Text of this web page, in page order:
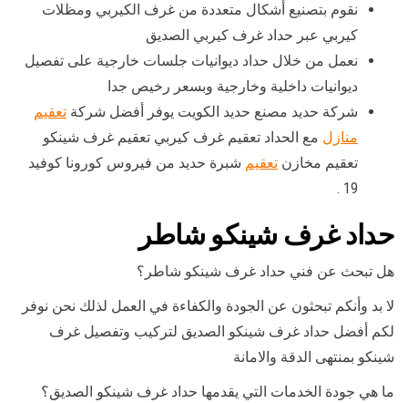
نقوم بتصنيع أشكال متعددة من غرف الكيربي ومظلات
كيربي عبر حداد غرف كيربي الصديق
نعمل من خلال حداد ديوانيات جلسات خارجية على تفصيل
ديوانيات داخلية وخارجية وبسعر رخيص جدا
شركة حديد مصنع حديد الكويت يوفر أفضل شركة تعقيم
منازل مع الحداد تعقيم غرف كيربي تعقيم غرف شينكو
تعقيم مخازن تعقيم شبرة حديد من فيروس كورونا كوفيد
19 .
حداد غرف شينكو شاطر
هل تبحث عن فني حداد غرف شينكو شاطر؟
لا بد وأنكم تبحثون عن الجودة والكفاءة في العمل لذلك نحن نوفر
لكم أفضل حداد غرف شينكو الصديق لتركيب وتفصيل غرف
شينكو بمنتهى الدقة والامانة
ما هي جودة الخدمات التي يقدمها حداد غرف شينكو الصديق؟